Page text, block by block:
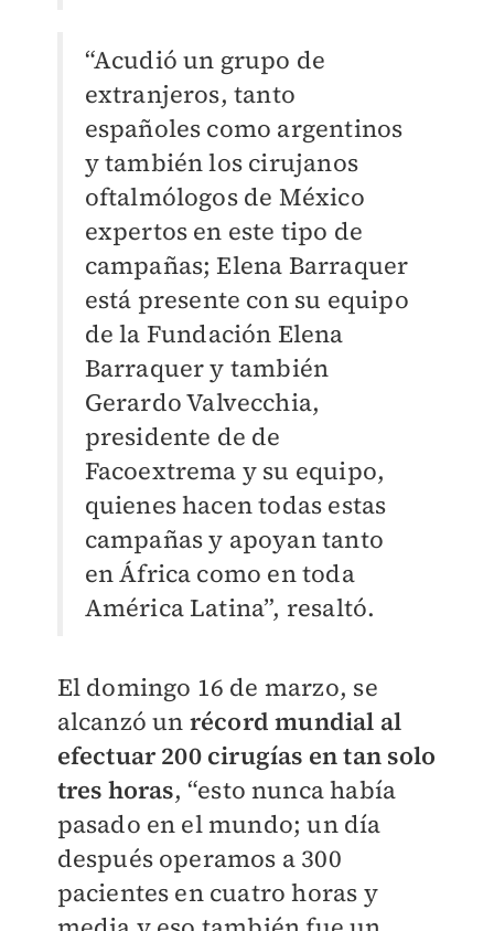
“Acudió un grupo de
extranjeros, tanto
españoles como argentinos
y también los cirujanos
oftalmólogos de México
expertos en este tipo de
campañas; Elena Barraquer
está presente con su equipo
de la Fundación Elena
Barraquer y también
Gerardo Valvecchia,
presidente de de
Facoextrema y su equipo,
quienes hacen todas estas
campañas y apoyan tanto
en África como en toda
América Latina”, resaltó.
El domingo 16 de marzo, se
alcanzó un récord mundial al
efectuar 200 cirugías en tan solo
tres horas, “esto nunca había
pasado en el mundo; un día
después operamos a 300
pacientes en cuatro horas y